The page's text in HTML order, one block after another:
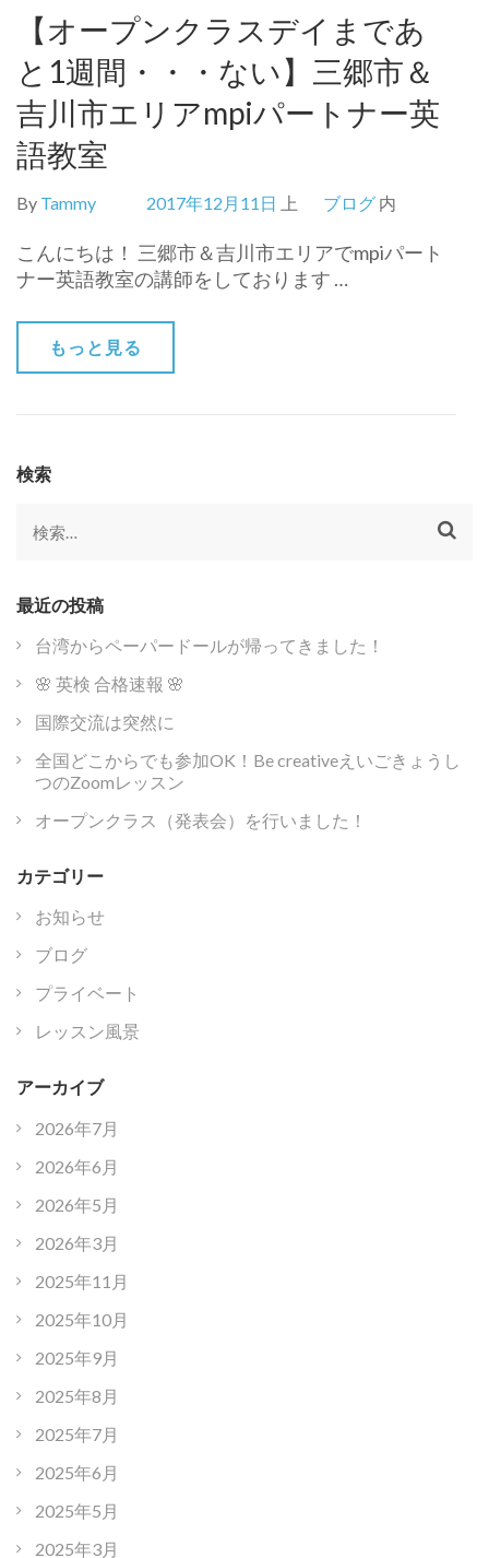
【オープンクラスデイまであ
と1週間・・・ない】三郷市＆
吉川市エリアmpiパートナー英
語教室
By Tammy 2017年12月11日 上 ブログ 内
こんにちは！ 三郷市＆吉川市エリアでmpiパート
ナー英語教室の講師をしております …
もっと見る
検索
検
最近の投稿
台湾からペーパードールが帰ってきました！
🌸 英検 合格速報 🌸
国際交流は突然に
全国どこからでも参加OK！Be creativeえいごきょうし
つのZoomレッスン
オープンクラス（発表会）を行いました！
カテゴリー
お知らせ
ブログ
プライベート
レッスン風景
アーカイブ
2026年7月
2026年6月
2026年5月
2026年3月
2025年11月
2025年10月
2025年9月
2025年8月
2025年7月
2025年6月
2025年5月
2025年3月